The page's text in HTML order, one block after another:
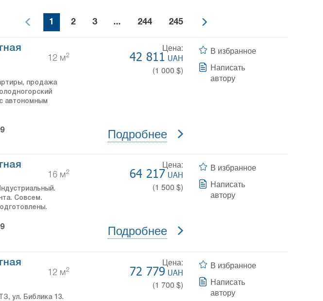
1 2 3 ... 244 245
12 м2
продажа
автономным
Цена:
42 811 UAH
(1 000 $)
Подробнее
В избранное
Написать
автору
16 м2
Совсем.
Цена:
64 217 UAH
(1 500 $)
Подробнее
В избранное
Написать
автору
12 м2
ул. Библика 13.
Цена:
72 779 UAH
(1 700 $)
В избранное
Написать
автору